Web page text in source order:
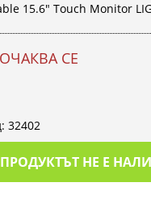
15.6" Touch Monitor
ОЧАКВА СЕ
32402
ПРОДУКТЪТ НЕ Е